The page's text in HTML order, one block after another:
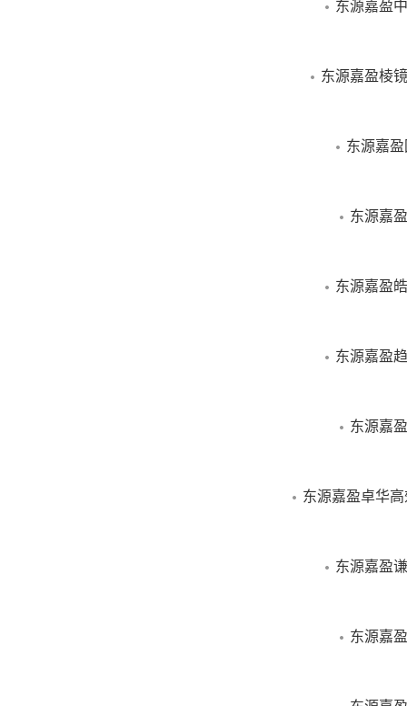
东源嘉盈
东源嘉盈棱
东源嘉
东源嘉
东源嘉盈
东源嘉盈
东源嘉
东源嘉盈卓华
东源嘉盈
东源嘉